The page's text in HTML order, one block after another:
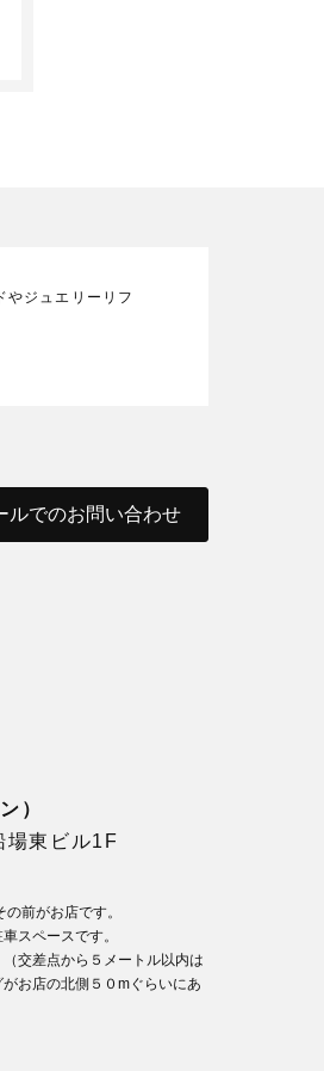
やジュエリーリフ
ルでのお問い合わせ
）
東ビル1F
前がお店です。
スペースです。
交差点から５メートル以内は
お店の北側５０mぐらいにあ